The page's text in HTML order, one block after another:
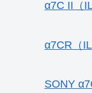
α7C II（
α7CR（
SONY